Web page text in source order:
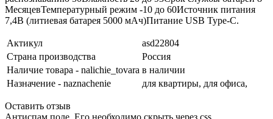
МесяцевТемпературный режим -10 до 60Источник питания
7,4В (литиевая батарея 5000 мАч)Питание USB Type-C.
Актикул
asd22804
Страна производства
Россия
Наличие товара - nalichie_tovara в наличии
Назначение - naznachenie
для квартиры, для офиса,
Оставить отзыв